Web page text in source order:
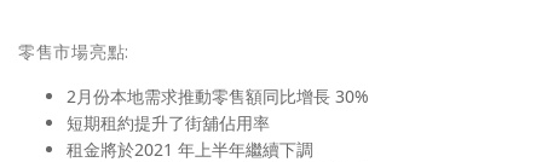
零售市場亮點:
2月份本地需求推動零售額同比增長 30%
短期租約提升了街舖佔用率
租金將於2021 年上半年繼續下調